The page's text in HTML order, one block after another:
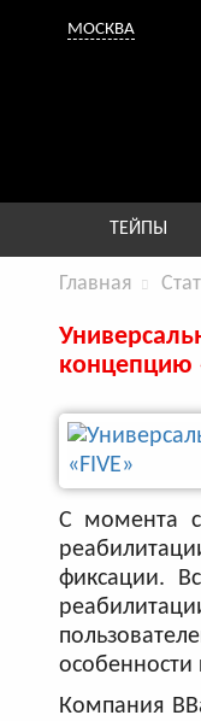
МОСКВА
ТЕЙПЫ
Главная
концепцию
С момента
фиксации.
Компания